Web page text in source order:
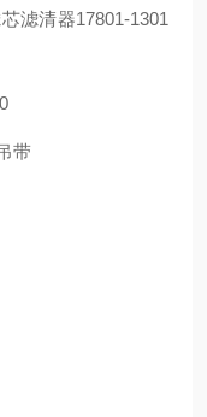
滤清器17801-1301
带